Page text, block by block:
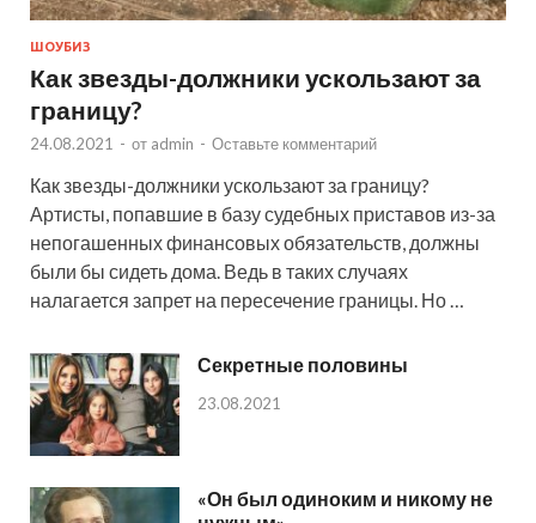
ШОУБИЗ
Как звезды-должники ускользают за
границу?
24.08.2021 - от admin - Оставьте комментарий
Как звезды-должники ускользают за границу?
Артисты, попавшие в базу судебных приставов из-за
непогашенных финансовых обязательств, должны
были бы сидеть дома. Ведь в таких случаях
налагается запрет на пересечение границы. Но …
Секретные половины
23.08.2021
«Он был одиноким и никому не